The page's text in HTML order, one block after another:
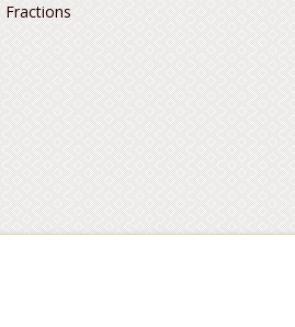
Fractions